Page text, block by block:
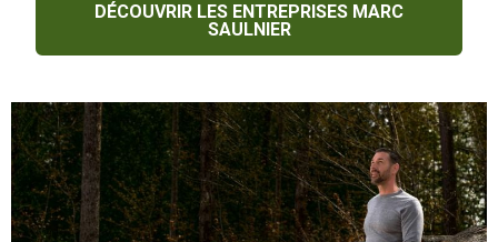
DÉCOUVRIR LES ENTREPRISES MARC
SAULNIER